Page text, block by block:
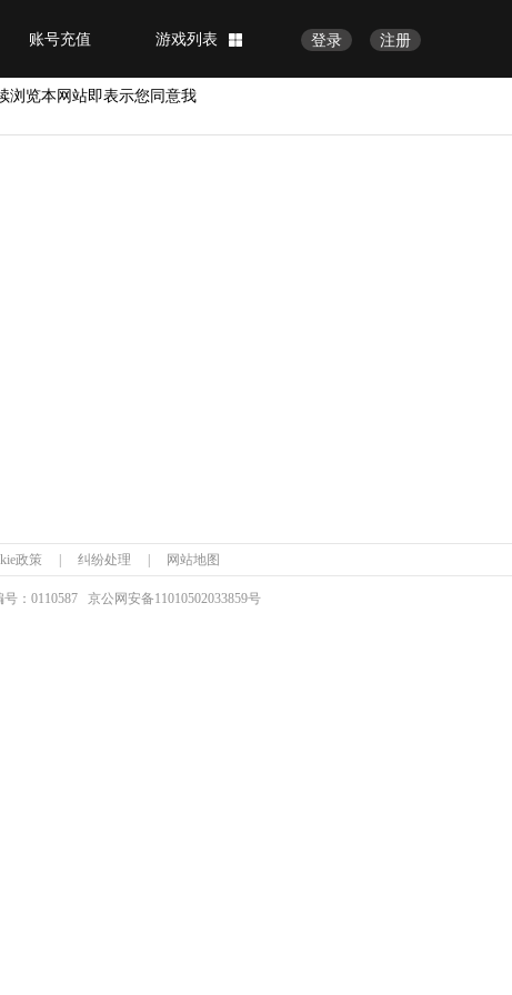
注册
登录
游戏列表
账号充值
浏览本网站即表示您同意我
政策 纠纷处理 网站地图
：0110587京公网安备11010502033859号